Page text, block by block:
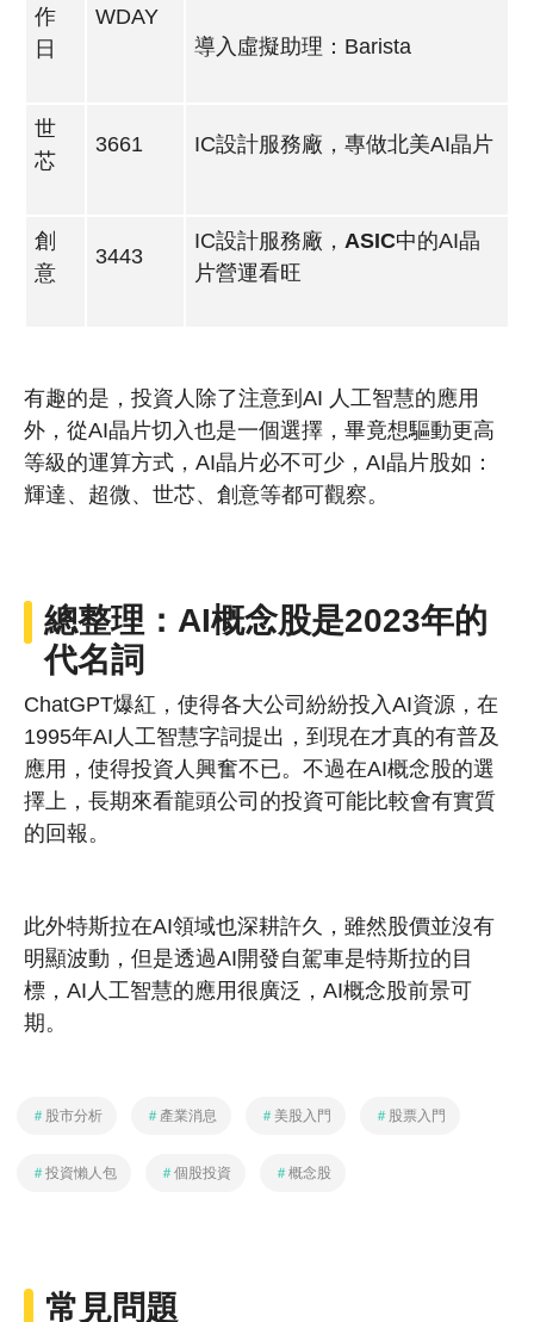
作
日
WDAY
導入虛擬助理：Barista
世
芯
3661 IC設計服務廠，專做北美AI晶片
創
意
3443
IC設計服務廠，ASIC中的AI晶
片營運看旺
有趣的是，投資人除了注意到AI 人工智慧的應用
外，從AI晶片切入也是一個選擇，畢竟想驅動更高
等級的運算方式，AI晶片必不可少，AI晶片股如：
輝達、超微、世芯、創意等都可觀察。
總整理：AI概念股是2023年的
代名詞
ChatGPT爆紅，使得各大公司紛紛投入AI資源，在
1995年AI人工智慧字詞提出，到現在才真的有普及
應用，使得投資人興奮不已。不過在AI概念股的選
擇上，長期來看龍頭公司的投資可能比較會有實質
的回報。
此外特斯拉在AI領域也深耕許久，雖然股價並沒有
明顯波動，但是透過AI開發自駕車是特斯拉的目
標，AI人工智慧的應用很廣泛，AI概念股前景可
期。
＃ 股市分析 ＃ 產業消息 ＃ 美股入門 ＃ 股票入門
＃投資懶人包 ＃個股投資 ＃概念股
常見問題